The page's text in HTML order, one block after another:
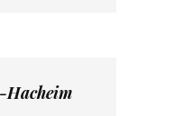
Hacheim